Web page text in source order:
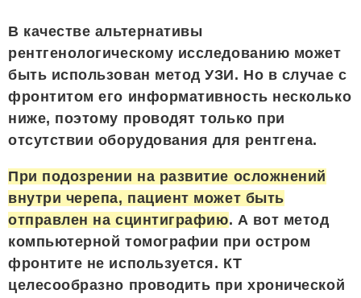
В качестве альтернативы
рентгенологическому исследованию может
быть использован метод УЗИ. Но в случае с
фронтитом его информативность несколько
ниже, поэтому проводят только при
отсутствии оборудования для рентгена.
При подозрении на развитие осложнений
внутри черепа, пациент может быть
отправлен на сцинтиграфию. А вот метод
компьютерной томографии при остром
фронтите не используется. КТ
целесообразно проводить при хронической